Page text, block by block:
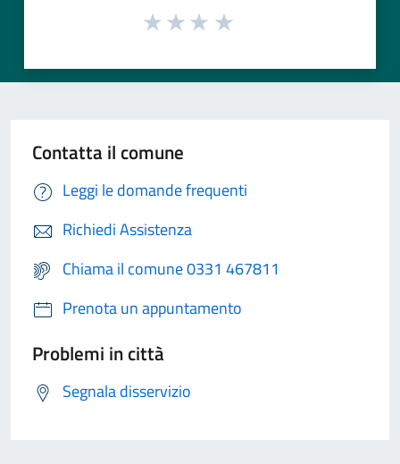
Contatta il comune
Leggi le domande frequenti
Richiedi Assistenza
Chiama il comune 0331 467811
Prenota un appuntamento
Problemi in città
Segnala disservizio